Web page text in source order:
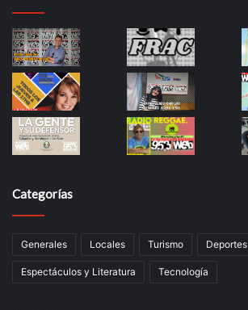
Categorías
Generales Locales Turismo Deportes
Espectáculos y Literatura Tecnología